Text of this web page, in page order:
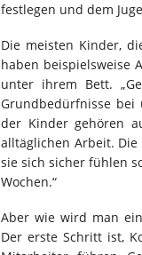
festlegen und dem
Die meisten Kinder,
haben beispielsweise
unter ihrem Bett.
Grundbedürfnisse bei
der Kinder gehören
alltäglichen Arbeit.
sie sich sicher fühlen
Wochen.“
Aber wie wird man
Der erste Schritt ist,